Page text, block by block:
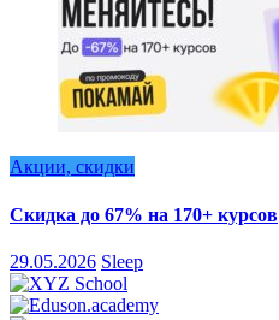
Акции, скидки
Скидка до 67% на 170+ курсов
29.05.2026 Sleep